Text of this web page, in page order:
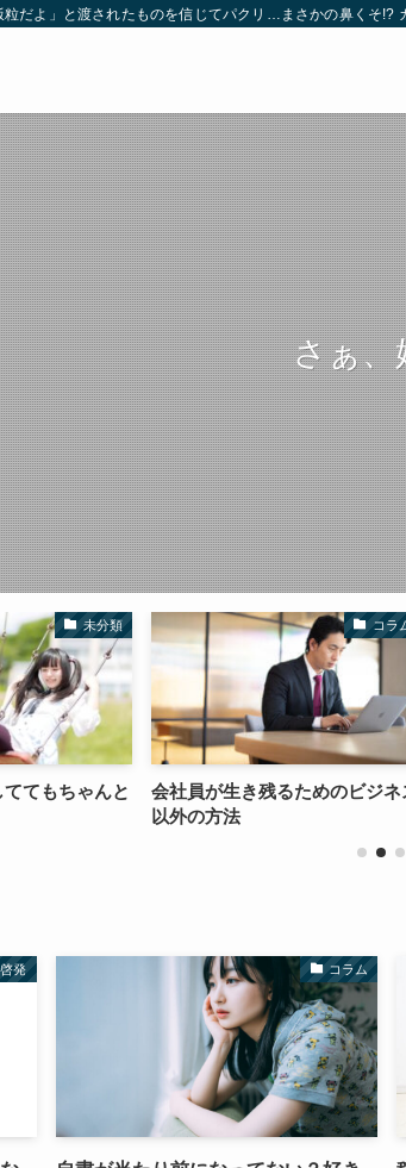
だよ」と渡されたものを信じてパクリ…まさかの鼻くそ
さぁ、
コラム
会社員が生き残るためのビジネス
【会社員最強
発 コラム